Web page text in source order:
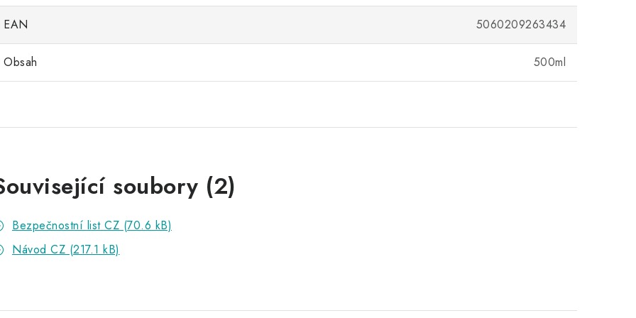
EAN 5060209263434
Obsah 500ml
soubory (2)
Bezpečnostní list CZ (70.6 kB)
Návod CZ (217.1 kB)